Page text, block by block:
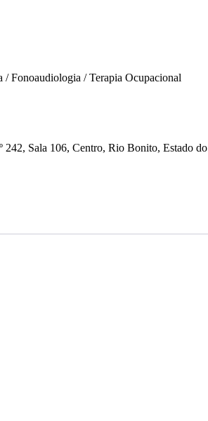
/ Fonoaudiologia / Terapia Ocupacional
Sala 106, Centro, Rio Bonito, Estado